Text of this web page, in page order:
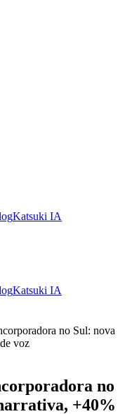
Katsuki IA
Katsuki IA
no Sul: nova
voz
no
+40%